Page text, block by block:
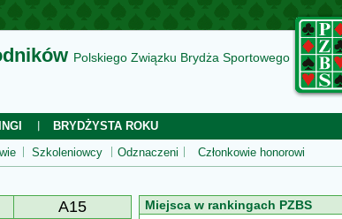
Polskiego Związku Brydża Sportowego
BRYDŻYSTA ROKU
Szkoleniowcy Odznaczeni Członkowie honorowi
A15 Miejsca w rankingach PZBS